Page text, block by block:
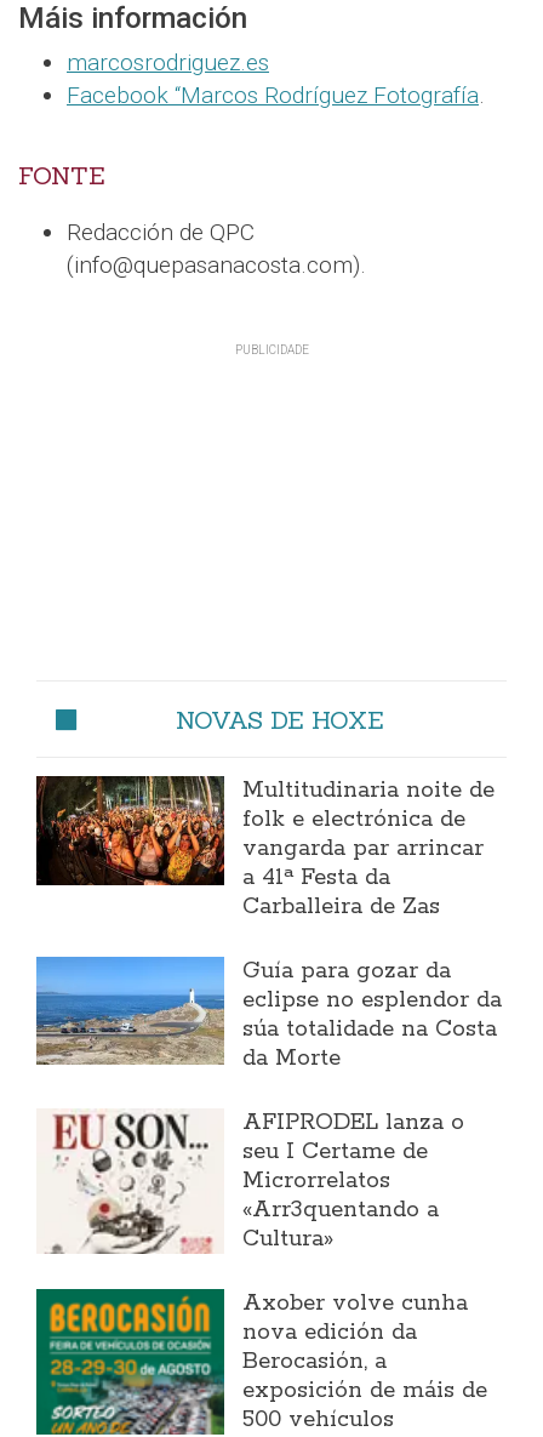
Máis información
marcosrodriguez.es
Facebook “Marcos Rodríguez Fotografía.
FONTE
Redacción de QPC
(info@quepasanacosta.com).
NOVAS DE HOXE
Multitudinaria noite de
folk e electrónica de
vangarda par arrincar
a 41ª Festa da
Carballeira de Zas
Guía para gozar da
eclipse no esplendor da
súa totalidade na Costa
da Morte
AFIPRODEL lanza o
seu I Certame de
Microrrelatos
«Arr3quentando a
Cultura»
Axober volve cunha
nova edición da
Berocasión, a
exposición de máis de
500 vehículos